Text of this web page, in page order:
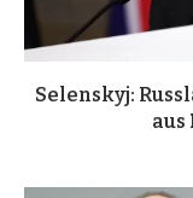
Selenskyj:
aus